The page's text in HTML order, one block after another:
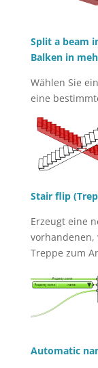
Split a beam
Balken in
Wählen Sie
eine
Stair flip
Erzeugt eine
vorhandenen,
Treppe zum
Automatic